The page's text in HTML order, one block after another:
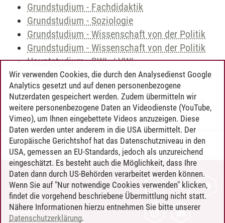
Grundstudium - Fachdidaktik
Grundstudium - Soziologie
Grundstudium - Wissenschaft von der Politik
Grundstudium - Wissenschaft von der Politik
Hauptstudium - BWL / VWL
Hauptstudium - Fachdidaktik
Hauptstudium - Soziologie
Hauptstudium - Wissenschaft von der Politik
Timo Leder/30.06.2024
KONTAKT
LEUPHANA ALS ARBEITGEBER
INTRANET
Wir verwenden Cookies, die durch den Analysedienst Google
Analytics gesetzt und auf denen personenbezogene
Nutzerdaten gespeichert werden. Zudem übermitteln wir
weitere personenbezogene Daten an Videodienste (YouTube,
Vimeo), um Ihnen eingebettete Videos anzuzeigen. Diese
Daten werden unter anderem in die USA übermittelt. Der
Europäische Gerichtshof hat das Datenschutzniveau in den
USA, gemessen an EU-Standards, jedoch als unzureichend
eingeschätzt. Es besteht auch die Möglichkeit, dass Ihre
Daten dann durch US-Behörden verarbeitet werden können.
Wenn Sie auf "Nur notwendige Cookies verwenden" klicken,
findet die vorgehend beschriebene Übermittlung nicht statt.
Nähere Informationen hierzu entnehmen Sie bitte unserer
Datenschutzerklärung.